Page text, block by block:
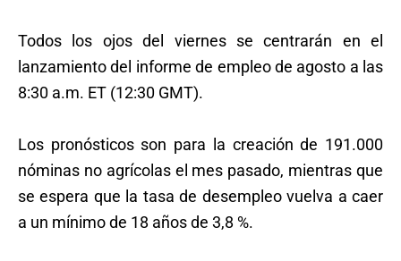
Todos los ojos del viernes se centrarán en el
lanzamiento del informe de empleo de agosto a las
8:30 a.m. ET (12:30 GMT).
Los pronósticos son para la creación de 191.000
nóminas no agrícolas el mes pasado, mientras que
se espera que la tasa de desempleo vuelva a caer
a un mínimo de 18 años de 3,8 %.